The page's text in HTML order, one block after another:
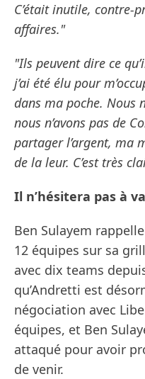
C’était inutile, contre-
affaires."
"Ils peuvent dire ce
j’ai été élu pour
dans ma poche. Nous
nous n’avons pas de
partager l’argent, ma
de la leur. C’est très
Il n’hésitera pas à
Ben Sulayem
12 équipes sur sa
avec dix teams
qu’Andretti est
négociation avec
équipes, et Ben
attaqué pour avoir
de venir.